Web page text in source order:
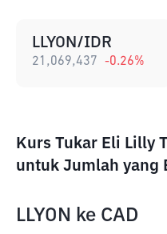
LLYON/IDR
21,069,437 -0.26%
Kurs Tukar Eli Lilly
untuk Jumlah yang
LLYON ke CAD